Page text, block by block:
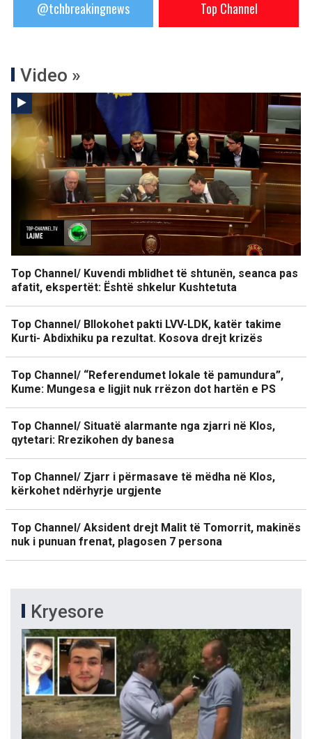
@tchbreakingnews Top Channel
Video »
Top Channel/ Kuvendi mblidhet të shtunën, seanca pas
afatit, ekspertët: Është shkelur Kushtetuta
Top Channel/ Bllokohet pakti LVV-LDK, katër takime
Kurti- Abdixhiku pa rezultat. Kosova drejt krizës
Top Channel/ “Referendumet lokale të pamundura”,
Kume: Mungesa e ligjit nuk rrëzon dot hartën e PS
Top Channel/ Situatë alarmante nga zjarri në Klos,
qytetari: Rrezikohen dy banesa
Top Channel/ Zjarr i përmasave të mëdha në Klos,
kërkohet ndërhyrje urgjente
Top Channel/ Aksident drejt Malit të Tomorrit, makinës
nuk i punuan frenat, plagosen 7 persona
Kryesore